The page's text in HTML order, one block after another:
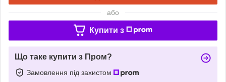
або
Купити з
Що таке купити з Пром?
Замовлення під захистом